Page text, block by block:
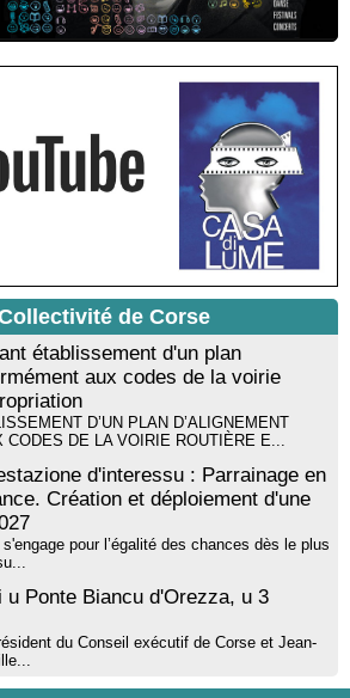
di castagniccia Mare è monti - I Fulelli
et de recherche de l’écrivaine Cécilia
Mare et Monti - I Fulelli
avec Lucrèce Luciani autour de son
du Niolu» - Mediateca territuriale di
livre jeunesse par Annik Meschinet,
: Ateliers d’expression sonore, vocale,
- Mediateca territuriale di Santa Lucia di
! Cycle de conférences peinture animé
- Mediateca territuriale di Santa Lucia di
de Corse
établissement d'un plan
aux codes de la voirie
D’UN PLAN D’ALIGNEMENT
CODES DE LA VOIRIE ROUTIÈRE E...
d'interessu : Parrainage en
Création et déploiement d'une
pour l’égalité des chances dès le plus
u Ponte Biancu d'Orezza, u 3
du Conseil exécutif de Corse et Jean-